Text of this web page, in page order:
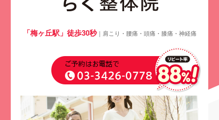
「梅ヶ丘駅」徒歩30秒｜肩こり・腰痛・頭痛・膝痛・神経痛